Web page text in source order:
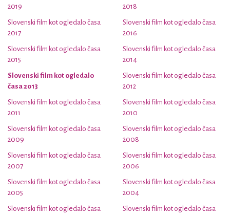
2019
2018
Slovenski film kot ogledalo časa
2017
Slovenski film kot ogledalo časa
2016
Slovenski film kot ogledalo časa
2015
Slovenski film kot ogledalo časa
2014
Slovenski film kot ogledalo
časa 2013
Slovenski film kot ogledalo časa
2012
Slovenski film kot ogledalo časa
2011
Slovenski film kot ogledalo časa
2010
Slovenski film kot ogledalo časa
2009
Slovenski film kot ogledalo časa
2008
Slovenski film kot ogledalo časa
2007
Slovenski film kot ogledalo časa
2006
Slovenski film kot ogledalo časa
2005
Slovenski film kot ogledalo časa
2004
Slovenski film kot ogledalo časa
Slovenski film kot ogledalo časa